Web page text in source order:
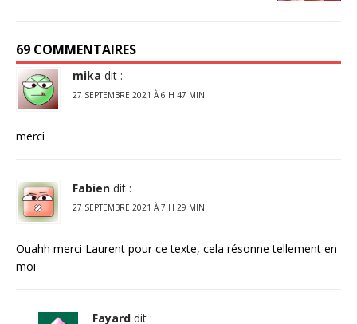
69 COMMENTAIRES
mika dit :
27 SEPTEMBRE 2021 À 6 H 47 MIN
merci
Fabien dit :
27 SEPTEMBRE 2021 À 7 H 29 MIN
Ouahh merci Laurent pour ce texte, cela résonne tellement en
moi
Fayard dit :